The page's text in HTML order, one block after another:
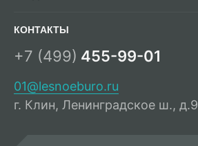
КОНТАКТЫ
+7 (499) 455-99-01
01@lesnoeburo.ru
г. Клин, Ленинградское ш., д.9